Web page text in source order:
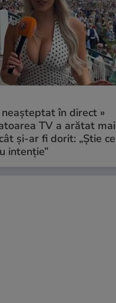
în direct »
TV a arătat mai
și-ar fi dorit: „Știe ce
intenție”